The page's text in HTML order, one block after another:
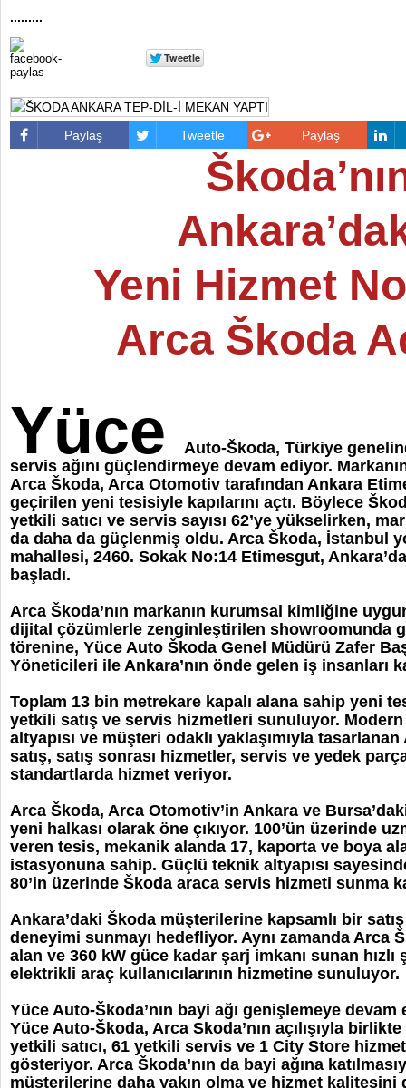
.........
Paylaş Tweetle Paylaş
Yeni Hizmet
Arca Škoda
Yüce
Auto-Škoda, Türkiye
servis ağını güçlendirmeye devam ediyor.
Arca Škoda, Arca Otomotiv tarafından Ankara
geçirilen yeni tesisiyle kapılarını açtı. Böylece
yetkili satıcı ve servis sayısı 62’ye yükselirken,
da daha da güçlenmiş oldu. Arca Škoda, İstanbul
mahallesi, 2460. Sokak No:14 Etimesgut,
başladı.
Arca Škoda’nın markanın kurumsal kimliğine
dijital çözümlerle zenginleştirilen showroomunda
törenine, Yüce Auto Škoda Genel Müdürü Zafer
Yöneticileri ile Ankara’nın önde gelen iş insanları
Toplam 13 bin metrekare kapalı alana sahip yeni
yetkili satış ve servis hizmetleri sunuluyor.
altyapısı ve müşteri odaklı yaklaşımıyla
satış, satış sonrası hizmetler, servis ve yedek
standartlarda hizmet veriyor.
Arca Škoda, Arca Otomotiv’in Ankara ve
yeni halkası olarak öne çıkıyor. 100’ün üzerinde
veren tesis, mekanik alanda 17, kaporta ve boya
istasyonuna sahip. Güçlü teknik altyapısı
80’in üzerinde Škoda araca servis hizmeti sunma
Ankara’daki Škoda müşterilerine kapsamlı bir satış
deneyimi sunmayı hedefliyor. Aynı zamanda Arca
alan ve 360 kW güce kadar şarj imkanı sunan
elektrikli araç kullanıcılarının hizmetine sunuluyor.
Yüce Auto-Škoda’nın bayi ağı genişlemeye devam
Yüce Auto-Škoda, Arca Skoda’nın açılışıyla
yetkili satıcı, 61 yetkili servis ve 1 City Store
gösteriyor. Arca Škoda’nın da bayi ağına
müşterilerine daha yakın olma ve hizmet kalitesini